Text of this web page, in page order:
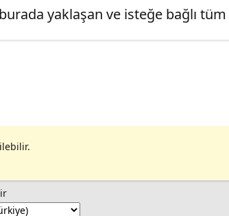
burada yaklaşan ve isteğe bağlı